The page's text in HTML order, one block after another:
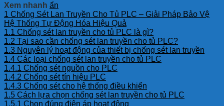
Xem nhanh ẩn
1 Chống Sét Lan Truyền Cho Tủ PLC – Giải Pháp Bảo Vệ
Hệ Thống Tự Động Hóa Hiệu Quả
1.1 Chống sét lan truyền cho tủ PLC là gì?
1.2 Tại sao cần chống sét lan truyền cho tủ PLC?
1.3 Nguyên lý hoạt động của thiết bị chống sét lan truyền
1.4 Các loại chống sét lan truyền cho tủ PLC
1.4.1 Chống sét nguồn cho PLC
1.4.2 Chống sét tín hiệu PLC
1.4.3 Chống sét cho hệ thống điều khiển
1.5 Cách lựa chọn chống sét lan truyền cho tủ PLC
1.5.1 Chọn đúng điện áp hoạt động